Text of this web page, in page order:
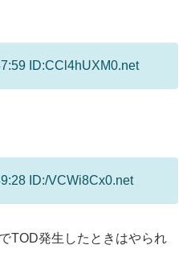
ID:CCl4hUXM0.net
ID:/VCWi8Cx0.net
TOD発生したときはやられ